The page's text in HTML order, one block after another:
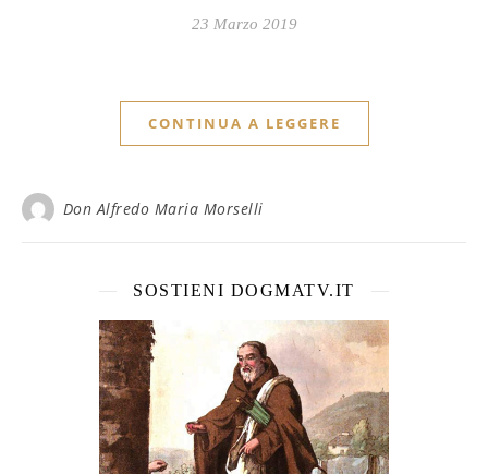
23 Marzo 2019
CONTINUA A LEGGERE
Don Alfredo Maria Morselli
SOSTIENI DOGMATV.IT